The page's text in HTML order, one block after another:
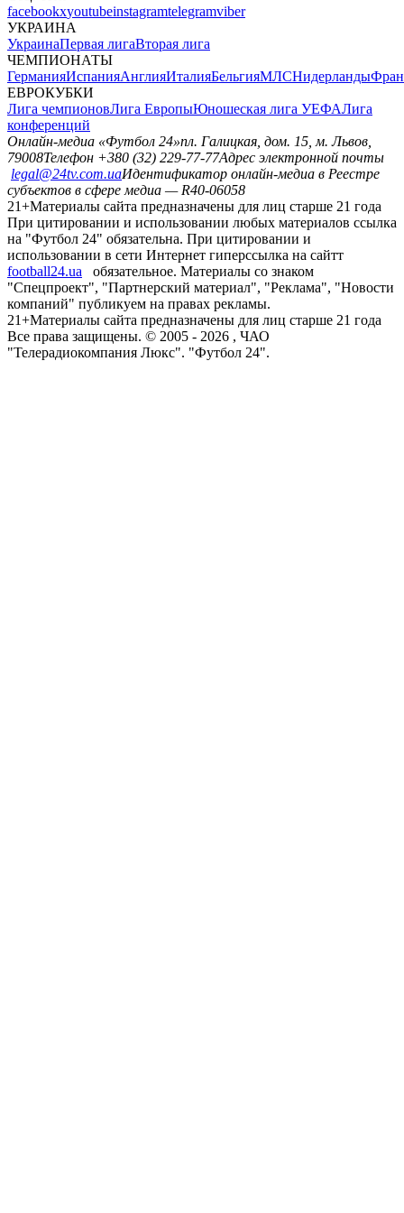
facebookxyoutubeinstagramtelegramviber
УКРАИНА
УкраинаПервая лигаВторая лига
ЧЕМПИОНАТЫ
ГерманияИспанияАнглияИталияБельгияМЛСНидерланды
ЕВРОКУБКИ
Лига чемпионовЛига ЕвропыЮношеская лига УЕФАЛига
конференций
Онлайн-медиа «Футбол 24»пл. Галицкая, дом. 15, м. Львов,
79008Телефон +380 (32) 229-77-77Адрес электронной почты
legal@24tv.com.uaИдентификатор онлайн-медиа в Реестре
субъектов в сфере медиа — R40-06058
21+Материалы сайта предназначены для лиц старше 21 года
При цитировании и использовании любых материалов ссылка
на "Футбол 24" обязательна. При цитировании и
использовании в сети Интернет гиперссылка на сайтт
football24.ua
обязательное. Материалы со знаком
"Спецпроект", "Партнерский материал", "Реклама", "Новости
компаний" публикуем на правах рекламы.
21+Материалы сайта предназначены для лиц старше 21 года
Все права защищены. © 2005 - 2026 , ЧАО
"Телерадиокомпания Люкс". "Футбол 24".